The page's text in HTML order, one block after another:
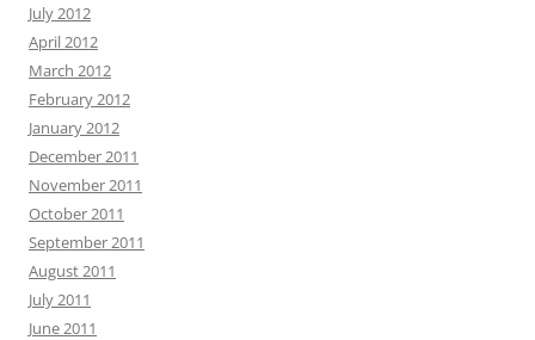
July 2012
April 2012
March 2012
February 2012
January 2012
December 2011
November 2011
October 2011
September 2011
August 2011
July 2011
June 2011